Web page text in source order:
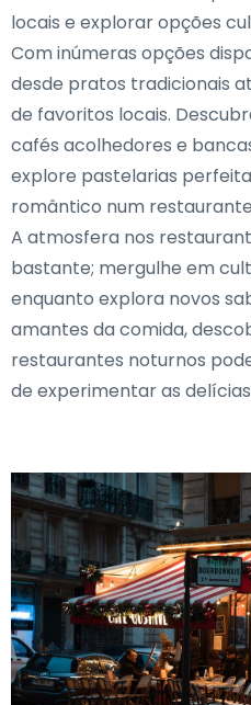
locais e explorar opções
Com inúmeras opções
desde pratos tradicionais
de favoritos locais.
cafés acolhedores e
explore pastelarias
romântico num
A atmosfera nos
bastante; mergulhe em
enquanto explora novos
amantes da comida,
restaurantes noturnos
de experimentar as